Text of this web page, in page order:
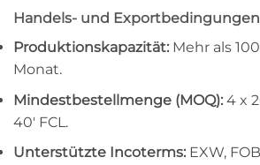
Handels- und Exportbedingungen
Produktionskapazität: Mehr als
Monat.
Mindestbestellmenge (MOQ): 4 x
40′ FCL.
Unterstützte Incoterms: EXW,